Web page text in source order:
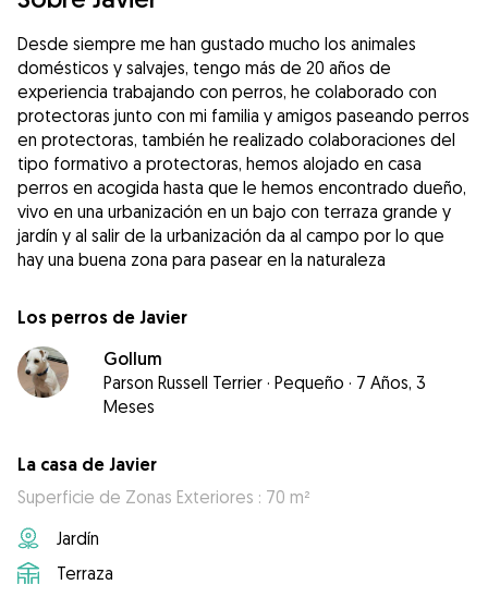
Desde siempre me han gustado mucho los animales
domésticos y salvajes, tengo más de 20 años de
experiencia trabajando con perros, he colaborado con
protectoras junto con mi familia y amigos paseando perros
en protectoras, también he realizado colaboraciones del
tipo formativo a protectoras, hemos alojado en casa
perros en acogida hasta que le hemos encontrado dueño,
vivo en una urbanización en un bajo con terraza grande y
jardín y al salir de la urbanización da al campo por lo que
hay una buena zona para pasear en la naturaleza
Los perros de Javier
Gollum
Parson Russell Terrier · Pequeño · 7 Años, 3
Meses
La casa de Javier
Superficie de Zonas Exteriores : 70 m²
Jardín
Terraza